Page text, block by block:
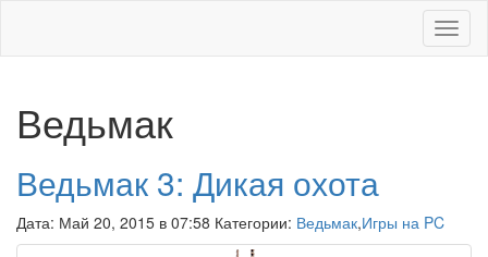
Меню
Ведьмак
Ведьмак 3: Дикая охота
Дата: Май 20, 2015 в 07:58 Категории: Ведьмак,Игры на PC